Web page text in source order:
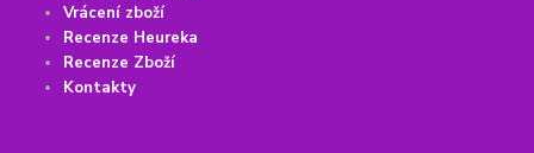
Vrácení zboží
Recenze Heureka
Recenze Zboží
Kontakty